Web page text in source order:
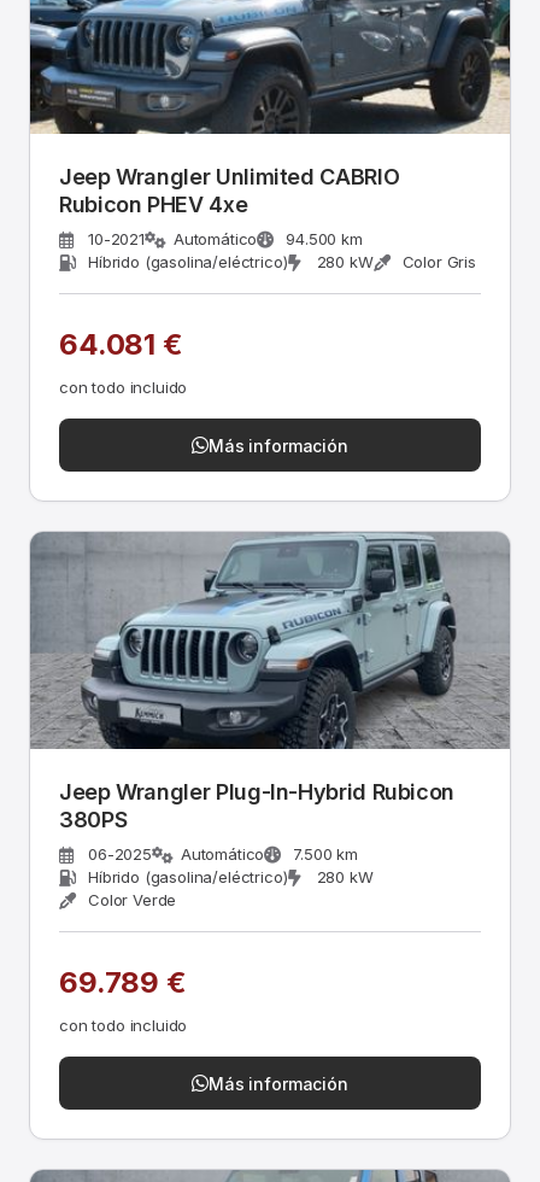
Jeep Wrangler Unlimited CABRIO
Rubicon PHEV 4xe
10-2021 Automático
94.500 km
Híbrido (gasolina/eléctrico)
280 kW Color Gris
64.081 €
con todo incluido
Más información
Jeep Wrangler Plug-In-Hybrid Rubicon
380PS
06-2025 Automático
7.500 km
Híbrido (gasolina/eléctrico)
280 kW
Color Verde
69.789 €
con todo incluido
Más información